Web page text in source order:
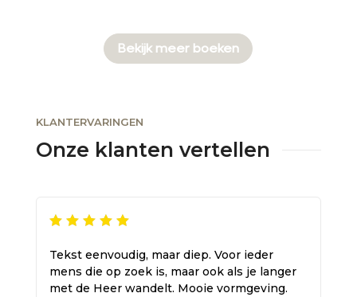
Bekijk meer boeken
KLANTERVARINGEN
Onze klanten vertellen
Tekst eenvoudig, maar diep. Voor ieder
mens die op zoek is, maar ook als je langer
met de Heer wandelt. Mooie vormgeving.